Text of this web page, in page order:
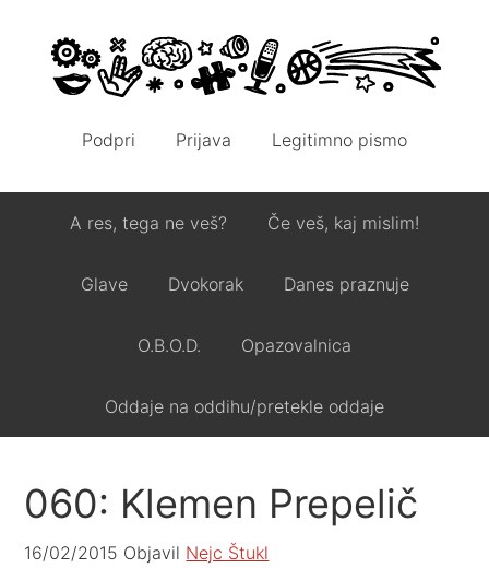
Podpri Prijava Legitimno pismo
A res, tega ne veš? Če veš, kaj mislim!
Glave Dvokorak Danes praznuje
O.B.O.D. Opazovalnica
Oddaje na oddihu/pretekle oddaje
060: Klemen Prepelič
16/02/2015 Objavil Nejc Štukl